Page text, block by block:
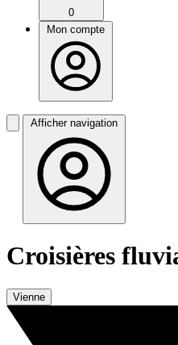
0
Mon compte
Afficher navigation
Croisières
Vienne